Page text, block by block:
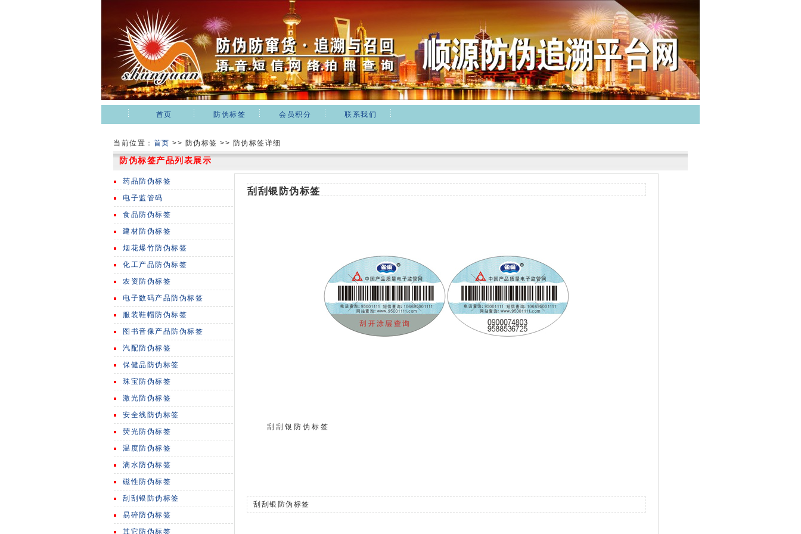
首页 防伪标签 会员积分 联系我们
当前位置： 首页 >> 防伪标签 >> 防伪标签详细
防伪标签产品列表展示
药品防伪标签
电子监管码
食品防伪标签
建材防伪标签
烟花爆竹防伪标签
化工产品防伪标签
农资防伪标签
电子数码产品防伪标签
服装鞋帽防伪标签
图书音像产品防伪标签
汽配防伪标签
保健品防伪标签
珠宝防伪标签
激光防伪标签
安全线防伪标签
荧光防伪标签
温度防伪标签
滴水防伪标签
磁性防伪标签
刮刮银防伪标签
易碎防伪标签
其它防伪标签
刮刮银防伪标签
刮刮银防伪标签
刮刮银防伪标签